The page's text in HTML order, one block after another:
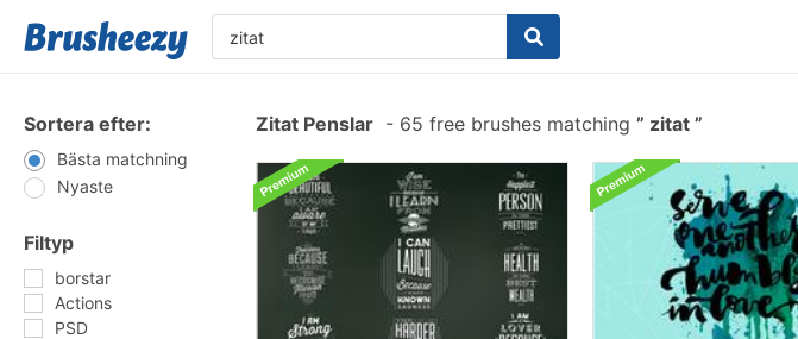
Sortera efter:
Bästa matchning
Nyaste
Filtyp
borstar
Actions
PSD
Zitat Penslar - 65 free brushes matching zitat